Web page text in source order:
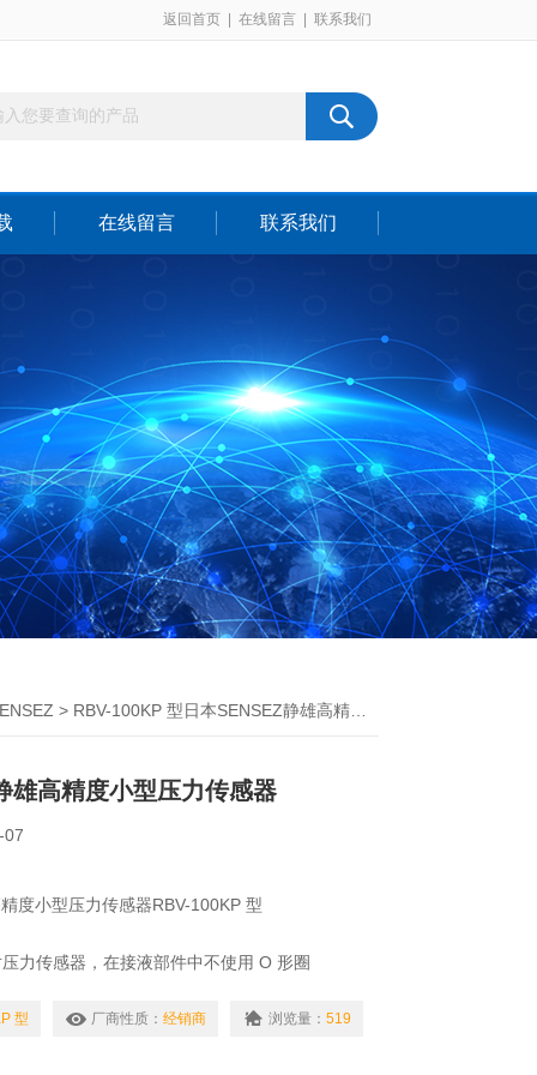
返回首页 在线留言 联系我们
在线留言 联系我们
> RBV-100KP 型日本SENSEZ静雄高精度小型压力传感器
雄高精度小型压力传感器
07
度小型压力传感器RBV-100KP 型
力传感器，在接液部件中不使用 O 形圈
型 厂商性质： 经销商 浏览量： 519